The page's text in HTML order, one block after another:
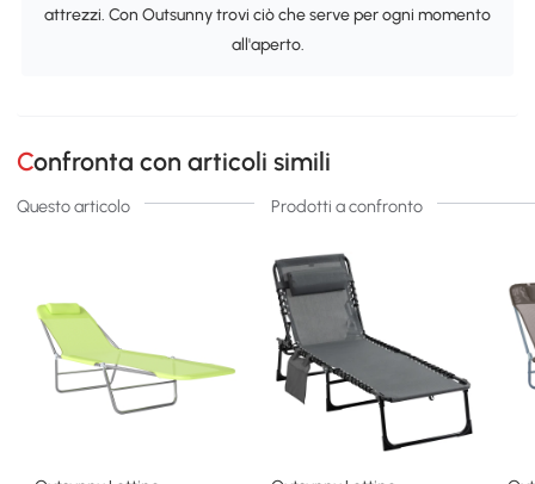
attrezzi. Con Outsunny trovi ciò che serve per ogni momento
all'aperto.
Confronta con articoli simili
Questo articolo Prodotti a confronto